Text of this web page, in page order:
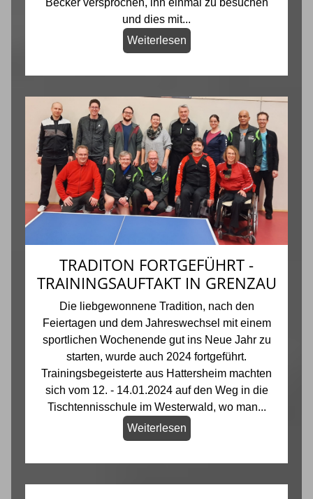
und dies mit...
Weiterlesen
TRADITON FORTGEFÜHRT -
TRAININGSAUFTAKT IN GRENZAU
Die liebgewonnene Tradition, nach den
Feiertagen und dem Jahreswechsel mit einem
sportlichen Wochenende gut ins Neue Jahr zu
starten, wurde auch 2024 fortgeführt.
Trainingsbegeisterte aus Hattersheim machten
sich vom 12. - 14.01.2024 auf den Weg in die
Tischtennisschule im Westerwald, wo man...
Weiterlesen